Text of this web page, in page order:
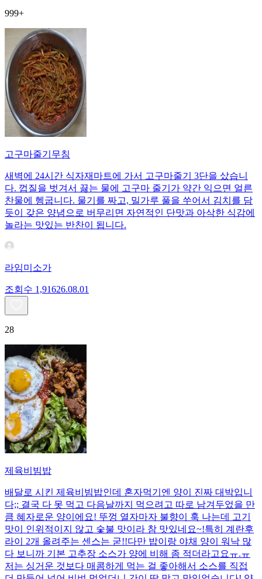
999+
고구마줄기무침
새벽에 24시간 식자재마트에 가서 고구마줄기 3단을 샀습니
다. 껍질을 벗겨서 끓는 물에 고구마 줄기가 약간 익으면 얼른
찬물에 헹굽니다. 물기를 짜고, 밀가루 풀을 쑤어서 김치를 담
듯이 갖은 양념으로 버무리면 자연적인 단맛과 아삭한 식감에
놀라는 맛있는 반찬이 됩니다.
라임미소가
조회수 1,91626.08.01
28
제육비빔밥
배달로 시킨 제육비빔밥인데 혼자먹기엔 양이 진짜 대박입니
다;; 결국 다 못 먹고 다음날까지 먹으려고 따로 남겨두었을 만
큼 혜자로운 양이에요! 뚜껑 열자마자 불향이 훅 나는데 고기
맛이 인위적이지 않고 숯불 맛이라 참 맛있네요~!특히 계란후
라이 2개 올려주는 센스는 굳!! ​다만 밥이랑 야채 양이 워낙 많
다 보니까 기본 고추장 소스가 양에 비해 좀 적더라고요ㅠ.ㅠ
저는 싱거운 것보다 매콤하게 먹는 걸 좋아해서 소스를 직접